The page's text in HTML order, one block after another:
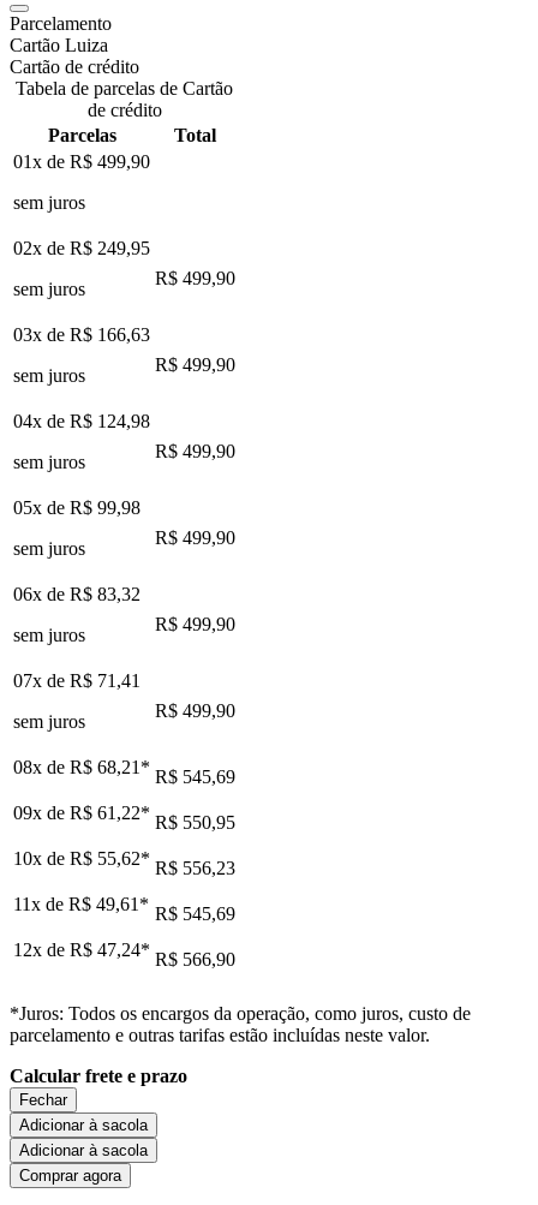
Parcelamento
Cartão Luiza
Cartão de crédito
Tabela de parcelas de Cartão
de crédito
Parcelas
Total
01x de R$ 499,90
sem juros
02x de R$ 249,95
sem juros
R$ 499,90
03x de R$ 166,63
sem juros
R$ 499,90
04x de R$ 124,98
sem juros
R$ 499,90
05x de R$ 99,98
sem juros
R$ 499,90
06x de R$ 83,32
sem juros
R$ 499,90
07x de R$ 71,41
sem juros
R$ 499,90
08x de R$ 68,21 * R$ 545,69
09x de R$ 61,22* R$ 550,95
10x de R$ 55,62* R$ 556,23
11x de R$ 49,61 * R$ 545,69
12x de R$ 47,24* R$ 566,90
*Juros: Todos os encargos da operação, como juros, custo de
parcelamento e outras tarifas estão incluídas neste valor.
Calcular frete e prazo
Fechar
Adicionar à sacola
Adicionar à sacola
Comprar agora